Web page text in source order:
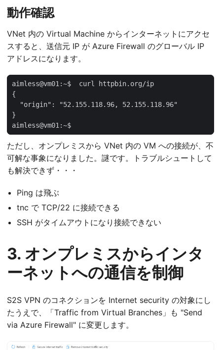
動作確認
VNet 内の Virtual Machine からインターネットにアクセ
スすると、送信元 IP が Azure Firewall のグローバル IP
アドレスになります。
aimless@vm01:~$
ただし、オンプレミスから VNet 内の VM への接続が、不
可解な事象になりました。謎です。トラブルシュートして
も解決できず・・・
Ping は飛ぶ
tnc で TCP/22 に接続できる
SSH がタイムアウトになり接続できない
3. オンプレミスからインタ
ーネットへの通信を制御
S2S VPN のコネクションを Internet security の対象にし
たうえで、「Traffic from Virtual Branches」も "Send
via Azure Firewall" に変更します。